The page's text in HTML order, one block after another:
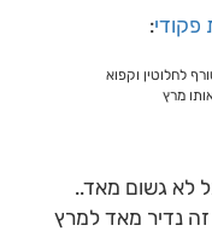
פקודי:
לחלוטין וקפוא
לא גשום מאד..